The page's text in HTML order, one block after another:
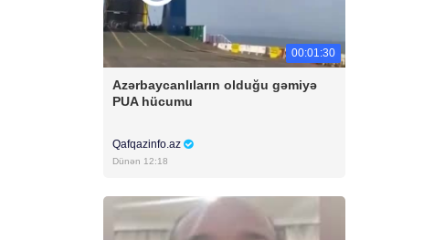
00:01:30
Azərbaycanlıların olduğu gəmiyə
PUA hücumu
Qafqazinfo.az
Dünən 12:18